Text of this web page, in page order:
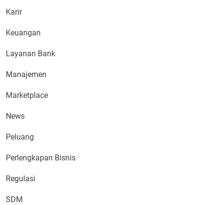
Karir
Keuangan
Layanan Bank
Manajemen
Marketplace
News
Peluang
Perlengkapan Bisnis
Regulasi
SDM